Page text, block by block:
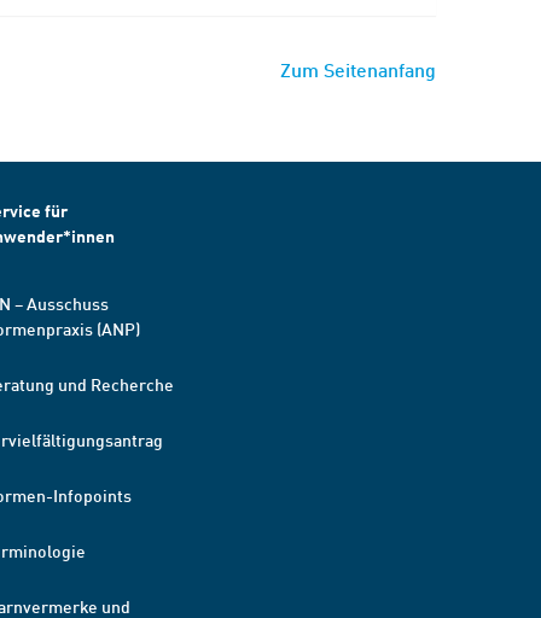
Zum Seitenanfang
für
– Ausschuss
(ANP)
und Recherche
Infopoints
und